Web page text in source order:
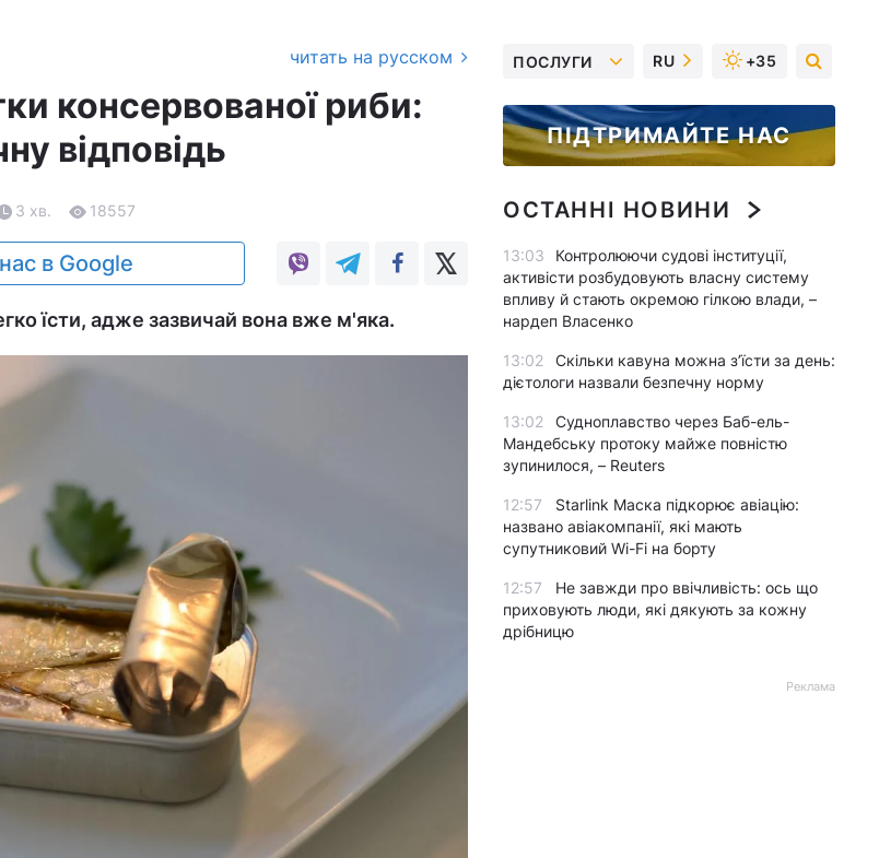
читать на русском
консервованої риби:
відповідь
3 хв. 18557
в Google
їсти, адже зазвичай вона вже м'яка.
ПОСЛУГИ RU +35
ПІДТРИМАЙТЕ НАС
ОСТАННІ НОВИНИ
13:03
Контролюючи судові інституції,
активісти розбудовують власну систему
впливу й стають окремою гілкою влади, –
нардеп Власенко
13:02
Скільки кавуна можна з’їсти за день:
дієтологи назвали безпечну норму
13:02
Судноплавство через Баб-ель-
Мандебську протоку майже повністю
зупинилося, – Reuters
12:57
Starlink Маска підкорює авіацію:
названо авіакомпанії, які мають
супутниковий Wi-Fi на борту
12:57
Не завжди про ввічливість: ось що
приховують люди, які дякують за кожну
дрібницю
Реклама